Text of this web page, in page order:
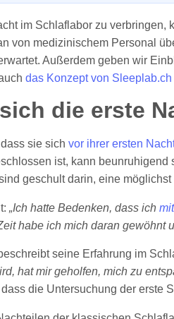
im Schlaflabor zu
von medizinischem Personal
Außerdem geben wir
das Konzept von Sleeplab.ch
die erste
sie sich vor ihrer ersten
ist, kann
geschult darin, eine
„Ich hatte Bedenken, dass ich
habe ich mich daran gewöhnt
seine Erfahrung im
hat mir geholfen, mich zu
die Untersuchung der erste